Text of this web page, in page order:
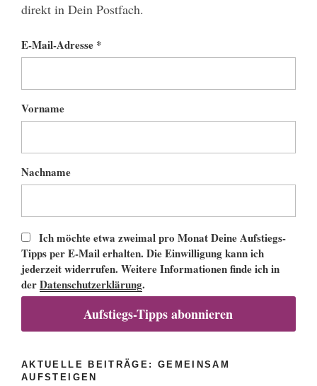
direkt in Dein Postfach.
E-Mail-Adresse *
Vorname
Nachname
Ich möchte etwa zweimal pro Monat Deine Aufstiegs-
Tipps per E-Mail erhalten. Die Einwilligung kann ich
jederzeit widerrufen. Weitere Informationen finde ich in
derDatenschutzerklärung.
Aufstiegs-Tipps abonnieren
AKTUELLE BEITRÄGE: GEMEINSAM
AUFSTEIGEN